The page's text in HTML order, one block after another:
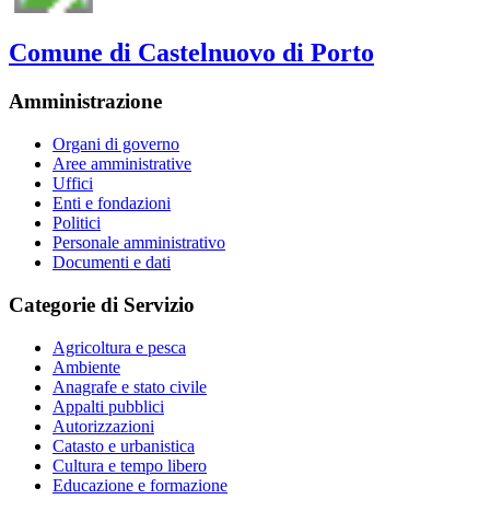
Comune di Castelnuovo di Porto
Amministrazione
Organi di governo
Aree amministrative
Uffici
Enti e fondazioni
Politici
Personale amministrativo
Documenti e dati
Categorie di Servizio
Agricoltura e pesca
Ambiente
Anagrafe e stato civile
Appalti pubblici
Autorizzazioni
Catasto e urbanistica
Cultura e tempo libero
Educazione e formazione